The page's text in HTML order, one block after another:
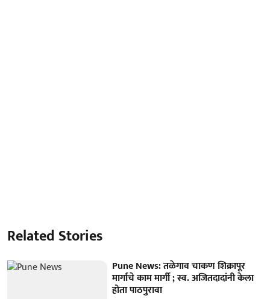
Related Stories
Pune News: तळेगाव चाकण शिक्रापूर
मार्गाचे काम मार्गी ; स्व. अजितदादांनी केला
होता पाठपुरावा